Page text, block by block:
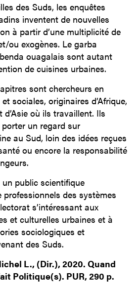
des Suds, les enquêtes
inventent de nouvelles
à partir d’une multiplicité de
ou exogènes. Le garba
ouagalais sont autant
de cuisines urbaines.
sont chercheurs en
sociales, originaires d’Afrique,
d’Asie où ils travaillent. Ils
un regard sur
au Sud, loin des idées reçues
ou encore la responsabilité
public scientifique
professionnels des systèmes
s’intéressant aux
et culturelles urbaines et à
sociologiques et
des Suds.
L., (Dir.), 2020. Quand
Politique(s). PUR, 290 p.